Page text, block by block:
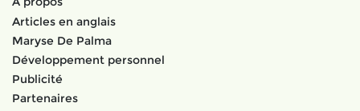
Articles en anglais
Maryse De Palma
Développement personnel
Publicité
Partenaires